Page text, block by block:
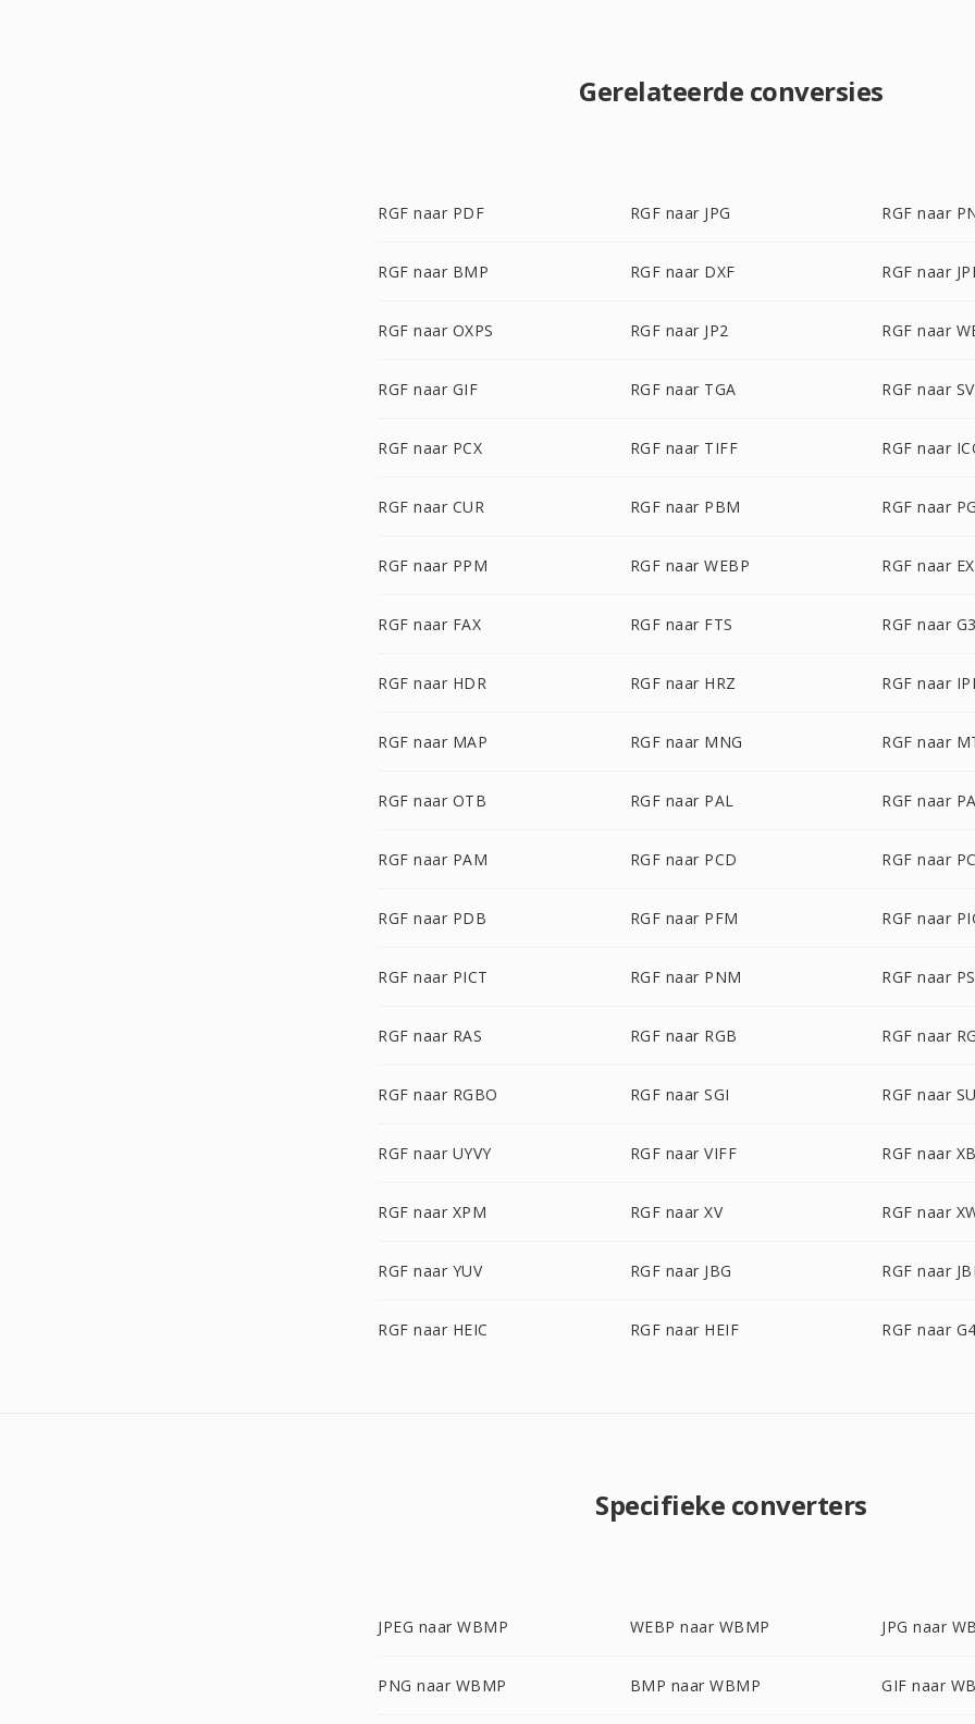
Gerelateerde conversies
RGF naar PDF RGF naar JPG RGF naar
RGF naar BMP RGF naar DXF RGF naar
RGF naar OXPS RGF naar JP2 RGF naar
RGF naar GIF RGF naar TGA RGF naar
RGF naar PCX RGF naar TIFF RGF naar
RGF naar CUR RGF naar PBM RGF naar
RGF naar PPM RGF naar WEBP RGF naar
RGF naar FAX RGF naar FTS RGF naar
RGF naar HDR RGF naar HRZ RGF naar
RGF naar MAP RGF naar MNG RGF naar
RGF naar OTB RGF naar PAL RGF naar
RGF naar PAM RGF naar PCD RGF naar
RGF naar PDB RGF naar PFM RGF naar
RGF naar PICT RGF naar PNM RGF naar
RGF naar RAS RGF naar RGB RGF naar
RGF naar RGBO RGF naar SGI RGF naar
RGF naar UYVY RGF naar VIFF RGF naar
RGF naar XPM RGF naar XV RGF naar
RGF naar YUV RGF naar JBG RGF naar
RGF naar HEIC RGF naar HEIF RGF naar
Specifieke converters
JPEG naar WBMP WEBP naar WBMP JPG naar
PNG naar WBMP BMP naar WBMP GIF naar